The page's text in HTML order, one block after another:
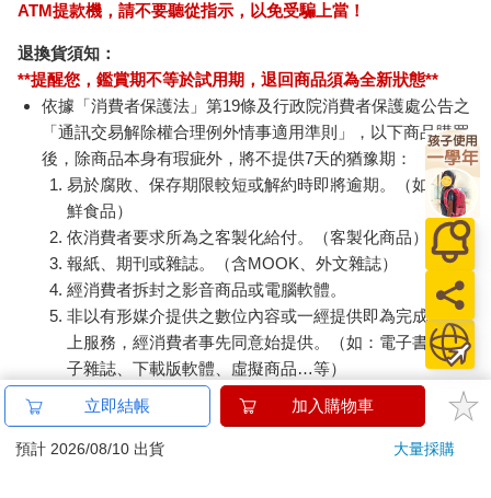
ATM提款機，請不要聽從指示，以免受騙上當！
退換貨須知：
**提醒您，鑑賞期不等於試用期，退回商品須為全新狀態**
依據「消費者保護法」第19條及行政院消費者保護處公告之
「通訊交易解除權合理例外情事適用準則」，以下商品購買
後，除商品本身有瑕疵外，將不提供7天的猶豫期：
易於腐敗、保存期限較短或解約時即將逾期。（如：生
鮮食品）
依消費者要求所為之客製化給付。（客製化商品）
報紙、期刊或雜誌。（含MOOK、外文雜誌）
經消費者拆封之影音商品或電腦軟體。
非以有形媒介提供之數位內容或一經提供即為完成之線
上服務，經消費者事先同意始提供。（如：電子書、電
子雜誌、下載版軟體、虛擬商品…等）
已拆封之個人衛生用品。（如：內衣褲、刮鬍刀、除毛
若非上列種類商品，均享有到貨7天的猶豫期（含例假
立即結帳 加入購物車
預計 2026/08/10 出貨 大量採購